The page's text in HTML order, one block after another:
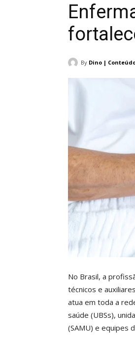
By Dino |
No Brasil, a
técnicos e
atua em toda a
saúde (UBSs),
(SAMU) e equipes